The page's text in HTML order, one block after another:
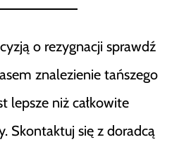
o rezygnacji sprawdź
znalezienie tańszego
lepsze niż całkowite
Skontaktuj się z doradcą